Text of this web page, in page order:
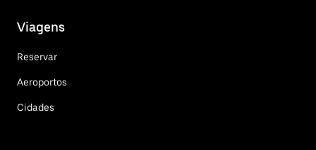
Viagens
Reservar
Aeroportos
Cidades